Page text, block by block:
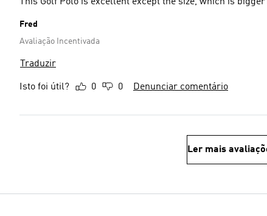
Fred
Avaliação Incentivada
Traduzir
Isto foi útil? 0 0 Denunciar comentário
Ler mais